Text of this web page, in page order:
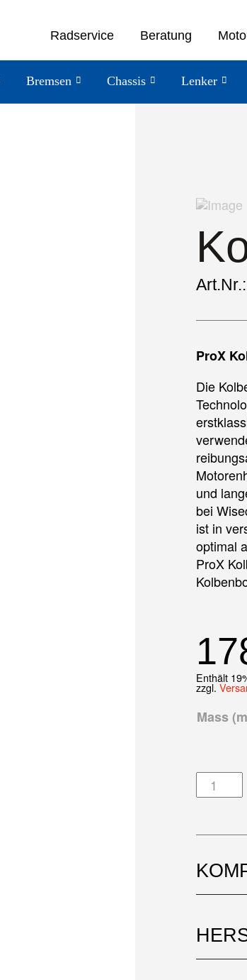
Radservice Beratung
Bremsen Chassis Lenker
ProX
Die
und
bei
ist in
optimal
ProX
Enthält
zzgl.
Mass
Kolben-